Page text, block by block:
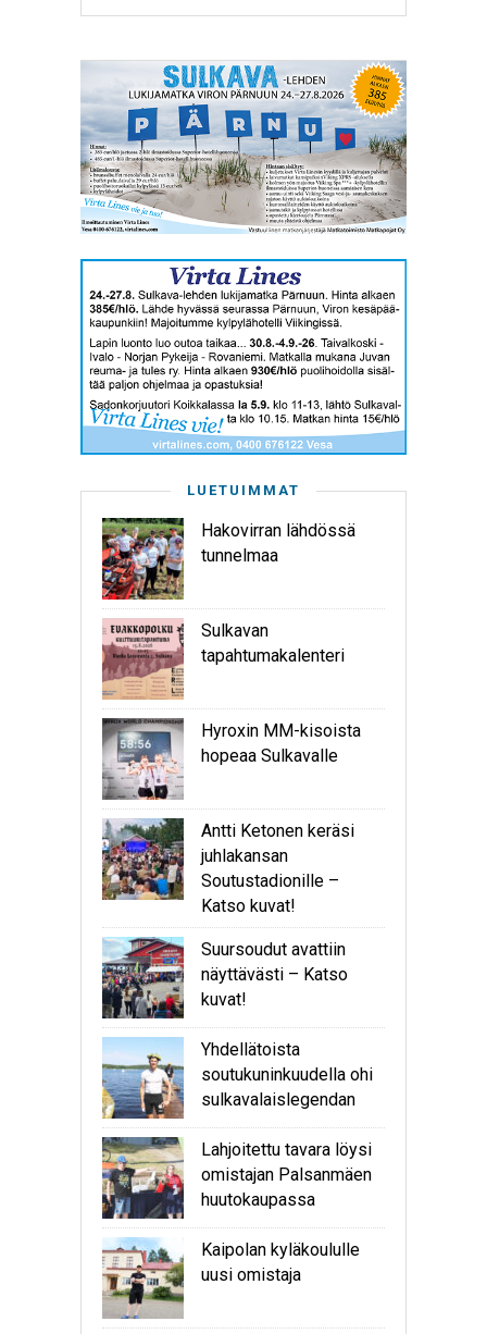
LUETUIMMAT
Hakovirran lähdössä
tunnelmaa
Sulkavan
tapahtumakalenteri
Hyroxin MM-kisoista
hopeaa Sulkavalle
Antti Ketonen keräsi
juhlakansan
Soutustadionille –
Katso kuvat!
Suursoudut avattiin
näyttävästi – Katso
kuvat!
Yhdellätoista
soutukuninkuudella ohi
sulkavalaislegendan
Lahjoitettu tavara löysi
omistajan Palsanmäen
huutokaupassa
Kaipolan kyläkoululle
uusi omistaja